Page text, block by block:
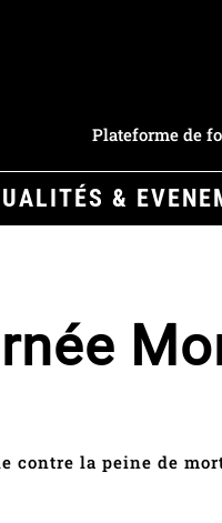
Plateforme de
&
contre la peine de